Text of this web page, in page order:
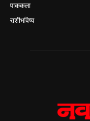
पाककला
राशीभविष्य